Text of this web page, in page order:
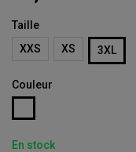
Taille
XXS
XS 3XL
Couleur
En stock